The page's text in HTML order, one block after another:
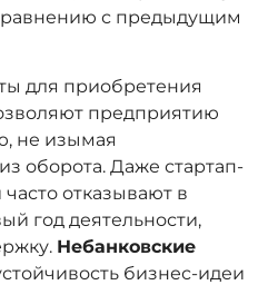
с предыдущим
для приобретения
предприятию
не изымая
оборота. Даже стартап-
отказывают в
год деятельности,
Небанковские
бизнес-идеи